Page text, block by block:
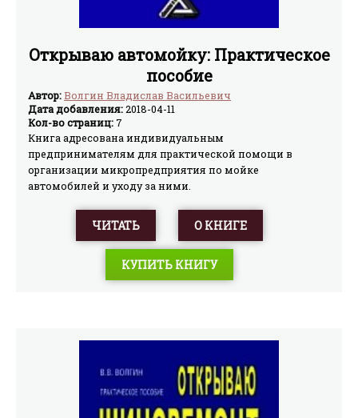
Открываю автомойку: Практическое
пособие
Автор:Волгин Владислав Васильевич
Дата добавления:2018-04-11
Кол-во страниц: 7
Книга адресована индивидуальным
предпринимателям для практической помощи в
организации микропредприятия по мойке
автомобилей и уходу за ними.
ЧИТАТЬ О КНИГЕ
КУПИТЬ КНИГУ